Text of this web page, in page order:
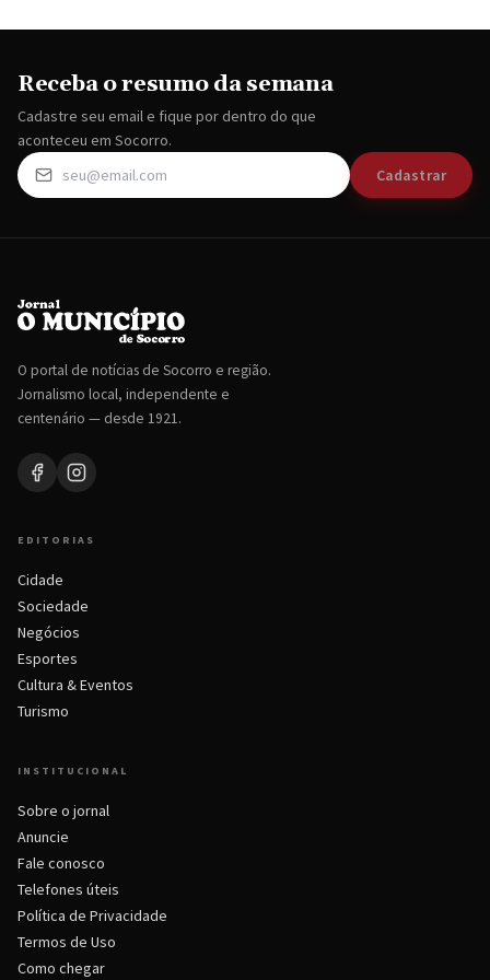
Receba o resumo da semana
Cadastre seu email e fique por dentro do que
aconteceu em Socorro.
Cadastrar
O portal de notícias de Socorro e região.
Jornalismo local, independente e
centenário — desde 1921.
EDITORIAS
Cidade
Sociedade
Negócios
Esportes
Cultura & Eventos
Turismo
INSTITUCIONAL
Sobre o jornal
Anuncie
Fale conosco
Telefones úteis
Política de Privacidade
Termos de Uso
Como chegar